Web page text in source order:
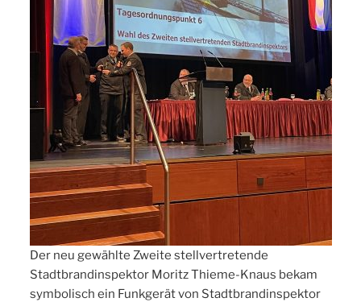
Der neu gewählte Zweite stellvertretende
Stadtbrandinspektor Moritz Thieme-Knaus bekam
symbolisch ein Funkgerät von Stadtbrandinspektor